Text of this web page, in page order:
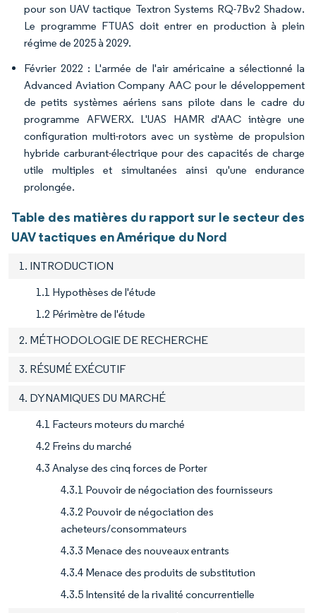
pour son UAV tactique Textron Systems RQ-7Bv2 Shadow.
Le programme FTUAS doit entrer en production à plein
régime de 2025 à 2029.
Février 2022 : L'armée de l'air américaine a sélectionné la
Advanced Aviation Company AAC pour le développement
de petits systèmes aériens sans pilote dans le cadre du
programme AFWERX. L'UAS HAMR d'AAC intègre une
configuration multi-rotors avec un système de propulsion
hybride carburant-électrique pour des capacités de charge
utile multiples et simultanées ainsi qu'une endurance
prolongée.
Table des matières du rapport sur le secteur des
UAV tactiques en Amérique du Nord
1. INTRODUCTION
1.1 Hypothèses de l'étude
1.2 Périmètre de l'étude
2. MÉTHODOLOGIE DE RECHERCHE
3. RÉSUMÉ EXÉCUTIF
4. DYNAMIQUES DU MARCHÉ
4.1 Facteurs moteurs du marché
4.2 Freins du marché
4.3 Analyse des cinq forces de Porter
4.3.1 Pouvoir de négociation des fournisseurs
4.3.2 Pouvoir de négociation des
acheteurs/consommateurs
4.3.3 Menace des nouveaux entrants
4.3.4 Menace des produits de substitution
4.3.5 Intensité de la rivalité concurrentielle